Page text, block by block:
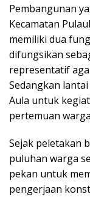
​Pembangunan
Kecamatan
memiliki dua
difungsikan
representatif
Sedangkan
Aula untuk
pertemuan
​Sejak peletakan
puluhan warga
pekan untuk
pengerjaan